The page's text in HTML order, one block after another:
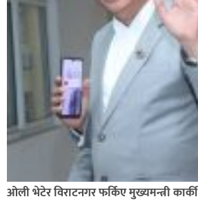
ओली भेटेर विराटनगर फर्किए मुख्यमन्त्री कार्की